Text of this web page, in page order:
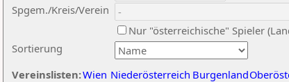
Sortierung
Spgem./Kreis/Verein
Nur "österreichische" Spieler
Vereinslisten:Wien Niederösterreich Burgenland